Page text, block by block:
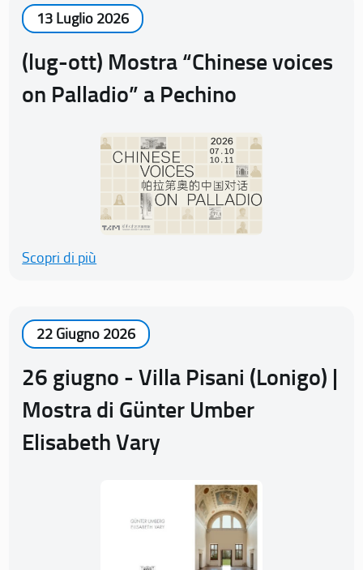
13 Luglio 2026
(lug-ott) Mostra “Chinese voices
on Palladio” a Pechino
Scopri di più
22 Giugno 2026
26 giugno - Villa Pisani (Lonigo) |
Mostra di Günter Umber
Elisabeth Vary